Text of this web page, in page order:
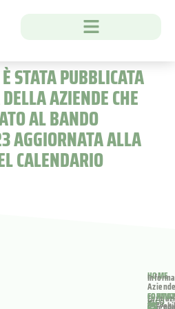
STATA PUBBLICATA
AZIENDE CHE
AL BANDO
AGGIORNATA ALLA
CALENDARIO
HOME
Area
INFO